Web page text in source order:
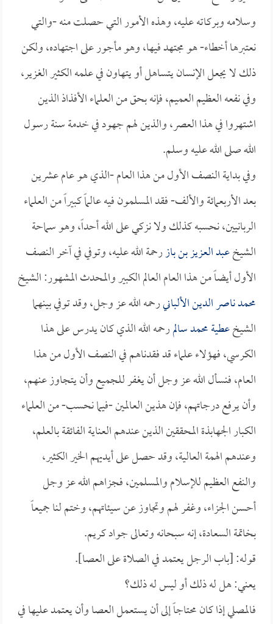
وسلامه وبركاته عليه، وهذه الأمور التي حصلت منه -والتي
نعتبرها أخطاء- هو مجتهد فيها، وهو مأجور على اجتهاده، ولكن
ذلك لا يجعل الإنسان يتساهل أو يتهاون في علمه الكثير الغزير،
وفي نفعه العظيم العميم، فإنه بحق من العلماء الأفذاذ الذين
اشتهروا في هذا العصر، والذين لهم جهود في خدمة سنة رسول
الله صلى الله عليه وسلم.
وفي بداية النصف الأول من هذا العام -الذي هو عام عشرين
بعد الأربعمائة والألف- فقد المسلمون فيه عالماً كبيراً من العلماء
الربانيين، نحسبه كذلك ولا نزكي على الله أحداً، وهو سماحة
الشيخعبد العزيز بن بازرحمة الله عليه، وتوفي في آخر النصف
الأول أيضاً من هذا العام العالم الكبير والمحدث المشهور: الشيخ
محمد ناصر الدين الألبانيرحمه الله عز وجل، وقد توفي بينهما
الشيخعطية محمد سالمرحمه الله الذي كان يدرس على هذا
الكرسي، فهؤلاء علماء قد فقدناهم في النصف الأول من هذا
العام، فنسأل الله عز وجل أن يغفر للجميع وأن يتجاوز عنهم،
وأن يرفع درجاتهم، فإن هذين العالمين -فيما نحسب- من العلماء
الكبار الجهابذة المحققين الذين عندهم العناية الفائقة بالعلم،
وعندهم الهمة العالية، وقد حصل على أيديهم الخير الكثير،
والنفع العظيم للإسلام والمسلمين، فجزاهم الله عز وجل
أحسن الجزاء، وغفر لهم وتجاوز عن سيئاتهم، وختم لنا جميعاً
بخاتمة السعادة، إنه سبحانه وتعالى جواد كريم.
قوله: [باب الرجل يعتمد في الصلاة على العصا].
يعني: هل له ذلك أو ليس له ذلك؟
فالمصلي إذا كان محتاجاً إلى أن يستعمل العصا وأن يعتمد عليها في